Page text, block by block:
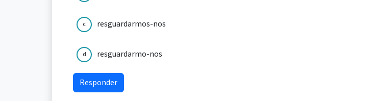
c resguardarmos-nos
d resguardarmo-nos